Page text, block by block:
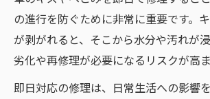
の進行を防ぐために非常に重要です。
が剥がれると、そこから水分や汚れが
劣化や再修理が必要になるリスクが高ま
即日対応の修理は、日常生活への影響